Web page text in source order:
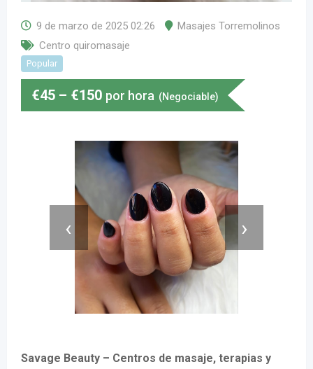
9 de marzo de 2025 02:26
Masajes Torremolinos
Centro quiromasaje
Popular
€45 – €150 por hora (Negociable)
‹ ›
Savage Beauty – Centros de masaje, terapias y